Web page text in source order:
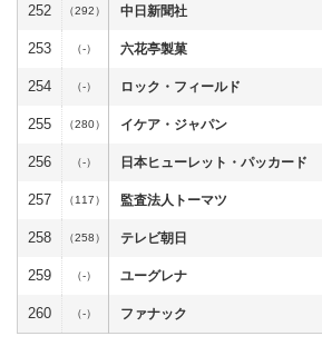
252 （292） 中日新聞社
253 （-） 六花亭製菓
254 （-） ロック・フィールド
255 （280） イケア・ジャパン
256 （-） 日本ヒューレット・パッカード
257 （117） 監査法人トーマツ
258 （258） テレビ朝日
259 （-） ユーグレナ
260 （-） ファナック